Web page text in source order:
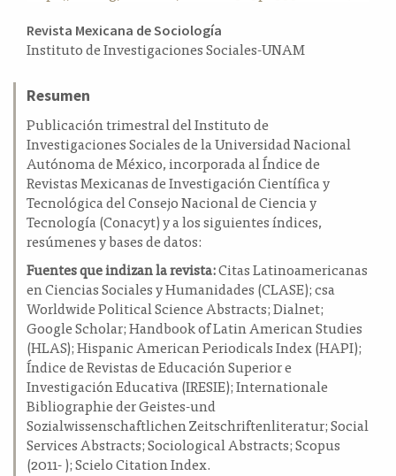
l
a
e
a
l
Contenido
principal
artículo
Revista Mexicana de Sociología
Instituto de Investigaciones Sociales-UNAM
Resumen
Publicación trimestral del Instituto de
Investigaciones Sociales de la Universidad Nacional
Autónoma de México, incorporada al Índice de
Revistas Mexicanas de Investigación Científica y
Tecnológica del Consejo Nacional de Ciencia y
Tecnología (Conacyt) y a los siguientes índices,
resúmenes y bases de datos:
Fuentes que indizan la revista:Citas Latinoamericanas
en Ciencias Sociales y Humanidades (CLASE); csa
Worldwide Political Science Abstracts; Dialnet;
Google Scholar; Handbook of Latin American Studies
(HLAS); Hispanic American Periodicals Index (HAPI);
Índice de Revistas de Educación Superior e
Investigación Educativa (IRESIE); Internationale
Bibliographie der Geistes-und
Sozialwissenschaftlichen Zeitschriftenliteratur; Social
Services Abstracts; Sociological Abstracts; Scopus
(2011- ); Scielo Citation Index.